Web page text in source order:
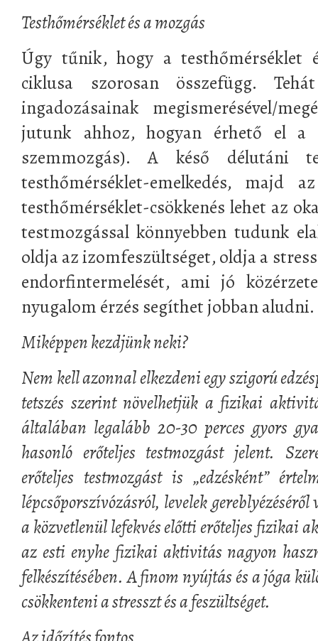
Testhőmérséklet és a mozgás
Úgy tűnik, hogy a testhőmérséklet
ciklusa szorosan összefügg.
ingadozásainak megismerésével/
jutunk ahhoz, hogyan érhető el a
szemmozgás). A késő délutáni
testhőmérséklet-emelkedés, majd
testhőmérséklet-csökkenés lehet az
testmozgással könnyebben tudunk
oldja az izomfeszültséget, oldja a
endorfintermelését, ami jó
nyugalom érzés segíthet jobban aludni.
Miképpen kezdjünk neki?
Nem kell azonnal elkezdeni egy szigorú
tetszés szerint növelhetjük a fizikai
általában legalább 20-30 perces gyors
hasonló erőteljes testmozgást jelent.
erőteljes testmozgást is „edzésként”
lépcsőporszívózásról, levelek
a közvetlenül lefekvés előtti erőteljes fizikai
az esti enyhe fizikai aktivitás nagyon
felkészítésében. A finom nyújtás és a jóga
csökkenteni a stresszt és a feszültséget.